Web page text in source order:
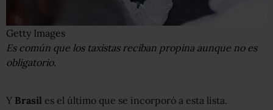
Getty Images
Es común que los taxistas reciban propina aunque no es
obligatorio.
Y Brasil es el último que se incorporó a esta lista.